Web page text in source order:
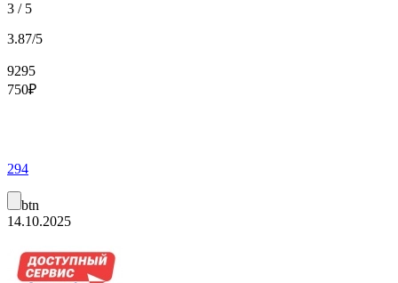
3 / 5
3.87/5
9295
750₽
294
btn
14.10.2025